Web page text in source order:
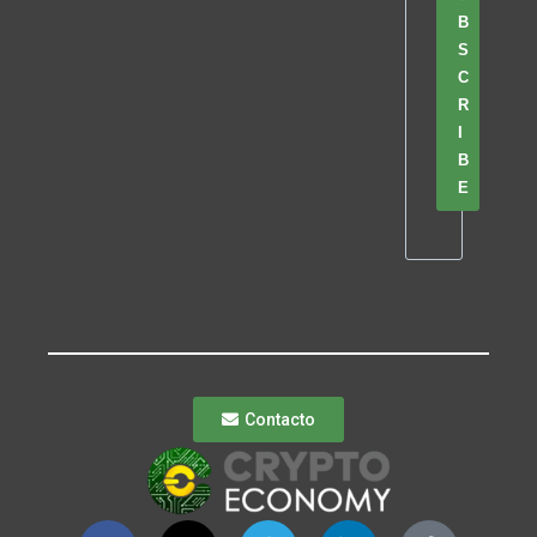
B
S
C
R
B
E
Contacto